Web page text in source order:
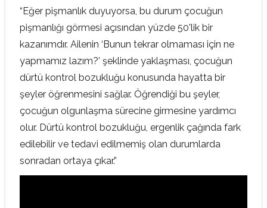
“Eğer pişmanlık duyuyorsa, bu durum çocuğun
pişmanlığı görmesi açısından yüzde 50'lik bir
kazanımdır. Ailenin ‘Bunun tekrar olmaması için ne
yapmamız lazım?’ şeklinde yaklaşması, çocuğun
dürtü kontrol bozukluğu konusunda hayatta bir
şeyler öğrenmesini sağlar. Öğrendiği bu şeyler,
çocuğun olgunlaşma sürecine girmesine yardımcı
olur. Dürtü kontrol bozukluğu, ergenlik çağında fark
edilebilir ve tedavi edilmemiş olan durumlarda
sonradan ortaya çıkar.”